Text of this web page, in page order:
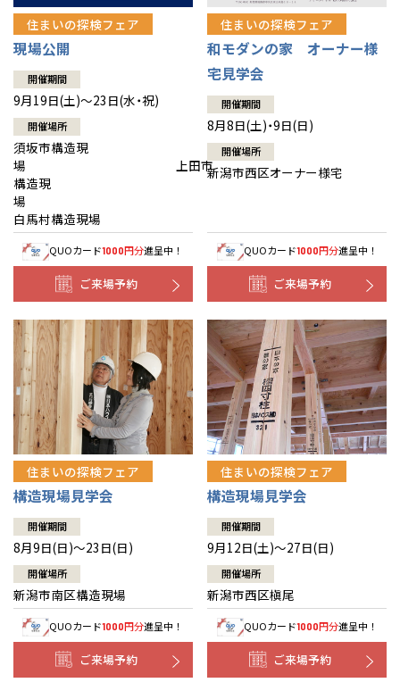
住まいの探検フェア
現場公開
開催期間
9月19日(土)～23日(水・祝)
開催場所
須坂市構造現
場 上田市
構造現
場
白馬村構造現場
QUOカード1000円分進呈中！
ご来場予約
住まいの探検フェア
和モダンの家 オーナー様
宅見学会
開催期間
8月8日(土)・9日(日)
開催場所
新潟市西区オーナー様宅
QUOカード1000円分進呈中！
ご来場予約
住まいの探検フェア
構造現場見学会
開催期間
8月9日(日)～23日(日)
開催場所
新潟市南区構造現場
QUOカード1000円分進呈中！
ご来場予約
住まいの探検フェア
構造現場見学会
開催期間
9月12日(土)～27日(日)
開催場所
新潟市西区槇尾
QUOカード1000円分進呈中！
ご来場予約